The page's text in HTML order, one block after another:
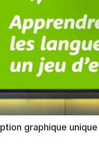
graphique